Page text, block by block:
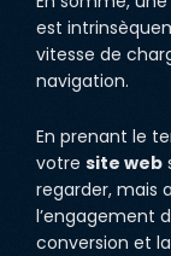
est
vitesse de
navigation.
En prenant le
votre site web
regarder, mais
l’engagement
conversion et